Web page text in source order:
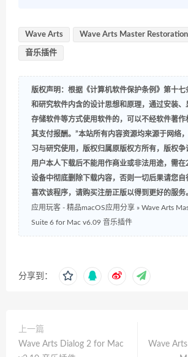
Wave Arts Wave Arts Master
音乐插件
版权声明：根据《计算机软件保护条例》第十七
和研究软件内含的设计思想和原理，通过安装、
存储软件等方式使用软件的，可以不经软件著作
其支付报酬。”本站所有内容资源均来源于网络
习与研究使用，版权归属原版权方所有，版权争
用户本人下载后不能用作商业或非法用途，需
设备中彻底删除下载内容，否则一切后果请您自
喜欢该程序，请购买注册正版以得到更好的服务
应用玩客 - 精品macOS应用分享 » Wave Arts
Suite 6 for Mac v6.09 音乐插件
分享到：
上一篇
Wave Arts Dialog 2 for Mac
Wave